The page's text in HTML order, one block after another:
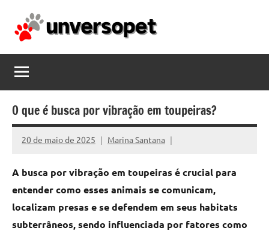
para
unversopet.com
O que é busca por vibração em toupeiras?
20 de maio de 2025 Marina Santana
A busca por vibração em toupeiras é crucial para
entender como esses animais se comunicam,
localizam presas e se defendem em seus habitats
subterrâneos, sendo influenciada por fatores como